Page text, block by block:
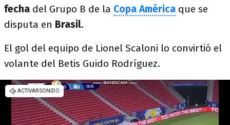
fecha del Grupo B de la Copa América que se
disputa en Brasil.
El gol del equipo de Lionel Scaloni lo convirtió el
volante del Betis Guido Rodríguez.